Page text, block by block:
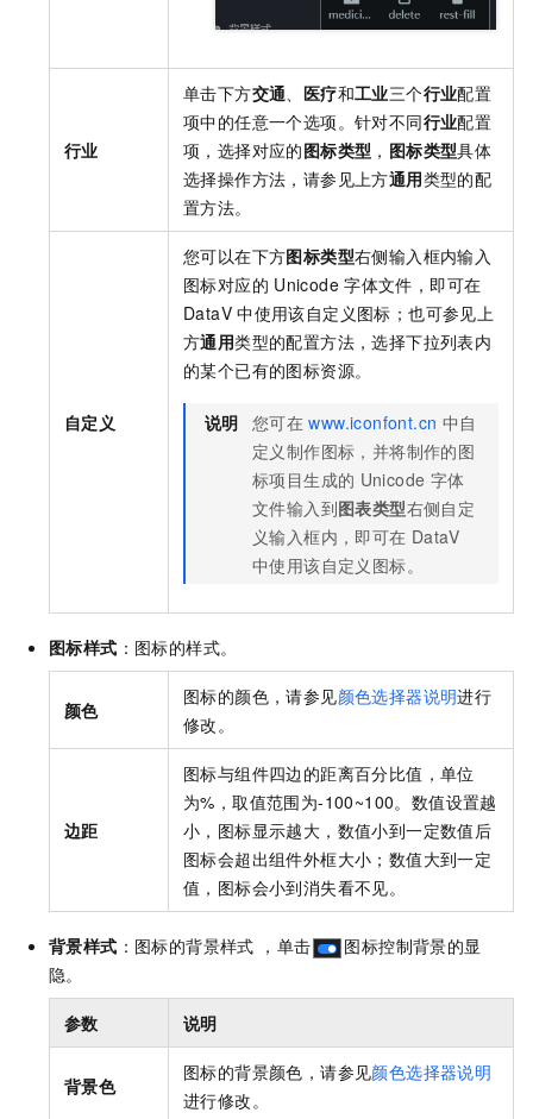
行业
单击下方交通、 医疗和工业三个行业配置
项中的任意一个选项。针对不同行业配置
项，选择对应的图标类型 ， 图标类型具体
选择操作方法，请参见上方通用类型的配
置方法。
自定义
您可以在下方图标类型右侧输入框内输入
图标对应的 Unicode 字体文件，即可在
DataV 中使用该自定义图标；也可参见上
方通用类型的配置方法，选择下拉列表内
的某个已有的图标资源。
说明 您可在 www.iconfont.cn 中自
定义制作图标，并将制作的图
标项目生成的 Unicode 字体
文件输入到图表类型右侧自定
义输入框内，即可在 DataV
中使用该自定义图标。
图标样式 ：图标的样式。
颜色
图标的颜色，请参见颜色选择器说明进行
修改。
边距
图标与组件四边的距离百分比值，单位
为%，取值范围为-100~100。数值设置越
小，图标显示越大，数值小到一定数值后
图标会超出组件外框大小；数值大到一定
值，图标会小到消失看不见。
背景样式 ：图标的背景样式 ，单击
图标控制背景的显
隐。
参数 说明
背景色
图标的背景颜色，请参见颜色选择器说明
进行修改。